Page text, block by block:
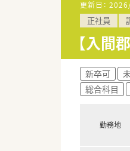
更新日：
正社員
【入
新卒可
総合科目
勤務地